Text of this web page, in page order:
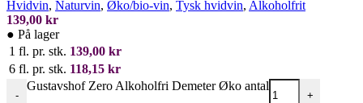
Hvidvin, Naturvin, Øko/bio-vin, Tysk hvidvin, Alkoholfrit
139,00 kr
● På lager
1 fl. pr. stk. 139,00 kr
6 fl. pr. stk. 118,15 kr
-
Gustavshof Zero Alkoholfri Demeter Øko antal
+